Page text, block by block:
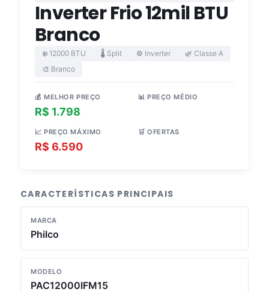
Inverter Frio 12mil BTU
Branco
❄️ 12000 BTU 🌡️ Split ⚙️ Inverter
🌿 Classe A
🎨 Branco
💰 MELHOR PREÇO
R$ 1.798
📊 PREÇO MÉDIO
📈 PREÇO MÁXIMO
R$ 6.590
🛒 OFERTAS
CARACTERÍSTICAS PRINCIPAIS
MARCA
Philco
MODELO
PAC12000IFM15